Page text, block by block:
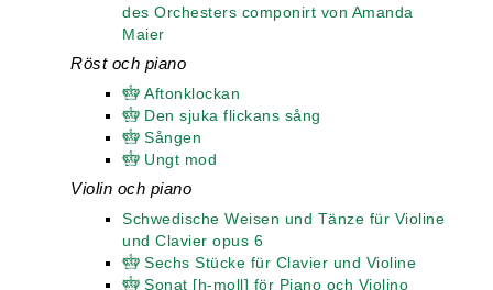
des Orchesters componirt von Amanda
Maier
Röst och piano
Aftonklockan
Den sjuka flickans sång
Sången
Ungt mod
Violin och piano
Schwedische Weisen und Tänze für Violine
und Clavier opus 6
Sechs Stücke für Clavier und Violine
Sonat [h-moll] för Piano och Violino